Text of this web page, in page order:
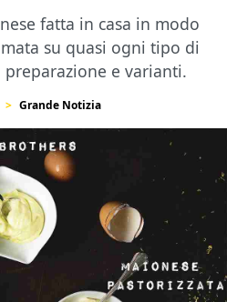
fatta in casa in modo
su quasi ogni tipo di
e varianti.
Grande Notizia